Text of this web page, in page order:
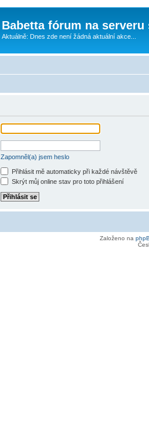
Babetta fórum na serveru
Aktuálně: Dnes zde není žádná aktuální akce...
Zapomněl(a) jsem heslo
Přihlásit mě automaticky při každé návštěvě
Skrýt můj online stav pro toto přihlášení
Založeno na